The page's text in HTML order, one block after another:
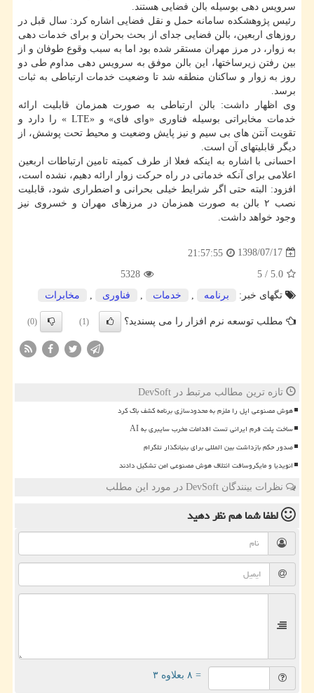
سرویس دهی بوسیله بالن فضایی هستند.
رئیس پژوهشكده سامانه حمل و نقل فضایی اشاره كرد: سال قبل در
روزهای اربعین، بالن فضایی جدای از بحث بحران و برای خدمات دهی
به زوار، در مرز مهران مستقر شده بود اما به سبب وقوع طوفان و از
بین رفتن زیرساختها، این بالن موفق به سرویس دهی مداوم طی دو
روز به زوار و ساكنان منطقه شد تا وضعیت خدمات ارتباطی به ثبات
برسد.
وی اظهار داشت: بالن ارتباطی به صورت همزمان قابلیت ارائه
خدمات مخابراتی بوسیله فناوری «وای فای» و «LTE » را دارد و
تقویت آنتن های بی سیم و نیز پایش وضعیت و محیط تحت پوشش، از
دیگر قابلیتهای آن است.
احسانی با اشاره به اینكه فعلا از طرف كمیته تامین ارتباطات اربعین
اعلامی برای آنكه خدماتی در راه حركت زوار ارائه دهیم، نشده است،
افزود: البته حتی اگر شرایط خیلی بحرانی و اضطراری شود، قابلیت
نصب ۲ بالن به صورت همزمان در مرزهای مهران و خسروی نیز
وجود خواهد داشت.
1398/07/17
21:57:55
5.0
/
5
5328
تگهای خبر:
برنامه خدمات فناوری مخابرات
مطلب توسعه نرم افزار را می پسندید؟ (1)
(0)
تازه ترین مطالب مرتبط در DevSoft
هوش مصنوعی اپل را ملزم به محدودسازی برنامه کشف باگ کرد
ساخت پلت فرم ایرانی تست اقدامات مخرب سایبری به AI
صدور حکم بازداشت بین المللی برای بنیانگذار تلگرام
انویدیا و مایکروسافت ائتلاف هوش مصنوعی امن تشکیل دادند
نظرات بینندگان DevSoft در مورد این مطلب
لطفا شما همنظر دهید
= ۸ بعلاوه ۳